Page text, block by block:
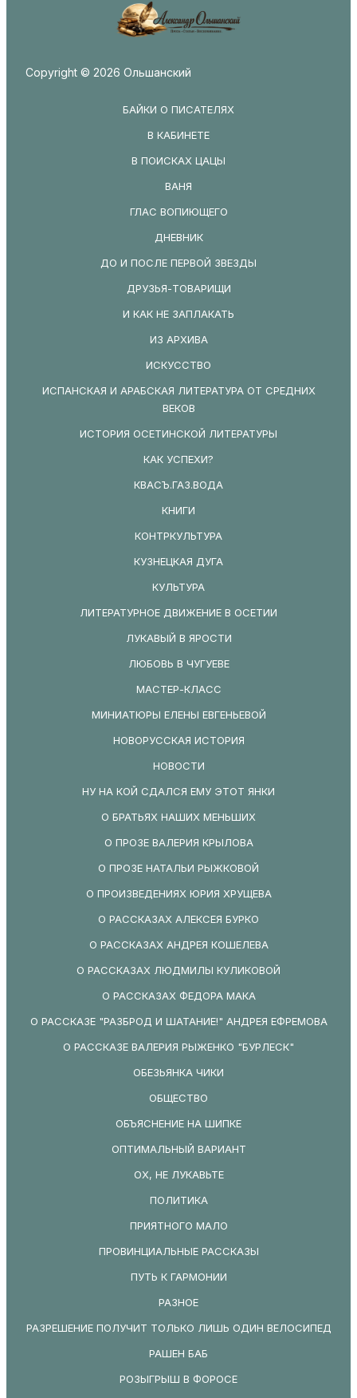
Copyright © 2026 Ольшанский
БАЙКИ О ПИСАТЕЛЯХ
В КАБИНЕТЕ
В ПОИСКАХ ЦАЦЫ
ВАНЯ
ГЛАС ВОПИЮЩЕГО
ДНЕВНИК
ДО И ПОСЛЕ ПЕРВОЙ ЗВЕЗДЫ
ДРУЗЬЯ-ТОВАРИЩИ
И КАК НЕ ЗАПЛАКАТЬ
ИЗ АРХИВА
ИСКУССТВО
ИСПАНСКАЯ И АРАБСКАЯ ЛИТЕРАТУРА ОТ СРЕДНИХ
ВЕКОВ
ИСТОРИЯ ОСЕТИНСКОЙ ЛИТЕРАТУРЫ
КАК УСПЕХИ?
КВАСЪ.ГАЗ.ВОДА
КНИГИ
КОНТРКУЛЬТУРА
КУЗНЕЦКАЯ ДУГА
КУЛЬТУРА
ЛИТЕРАТУРНОЕ ДВИЖЕНИЕ В ОСЕТИИ
ЛУКАВЫЙ В ЯРОСТИ
ЛЮБОВЬ В ЧУГУЕВЕ
МАСТЕР-КЛАСС
МИНИАТЮРЫ ЕЛЕНЫ ЕВГЕНЬЕВОЙ
НОВОРУССКАЯ ИСТОРИЯ
НОВОСТИ
НУ НА КОЙ СДАЛСЯ ЕМУ ЭТОТ ЯНКИ
О БРАТЬЯХ НАШИХ МЕНЬШИХ
О ПРОЗЕ ВАЛЕРИЯ КРЫЛОВА
О ПРОЗЕ НАТАЛЬИ РЫЖКОВОЙ
О ПРОИЗВЕДЕНИЯХ ЮРИЯ ХРУЩЕВА
О РАССКАЗАХ АЛЕКСЕЯ БУРКО
О РАССКАЗАХ АНДРЕЯ КОШЕЛЕВА
О РАССКАЗАХ ЛЮДМИЛЫ КУЛИКОВОЙ
О РАССКАЗАХ ФЕДОРА МАКА
О РАССКАЗЕ "РАЗБРОД И ШАТАНИЕ!" АНДРЕЯ ЕФРЕМОВА
О РАССКАЗЕ ВАЛЕРИЯ РЫЖЕНКО "БУРЛЕСК"
ОБЕЗЬЯНКА ЧИКИ
ОБЩЕСТВО
ОБЪЯСНЕНИЕ НА ШИПКЕ
ОПТИМАЛЬНЫЙ ВАРИАНТ
ОХ, НЕ ЛУКАВЬТЕ
ПОЛИТИКА
ПРИЯТНОГО МАЛО
ПРОВИНЦИАЛЬНЫЕ РАССКАЗЫ
ПУТЬ К ГАРМОНИИ
РАЗНОЕ
РАЗРЕШЕНИЕ ПОЛУЧИТ ТОЛЬКО ЛИШЬ ОДИН ВЕЛОСИПЕД
РАШЕН БАБ
РОЗЫГРЫШ В ФОРОСЕ